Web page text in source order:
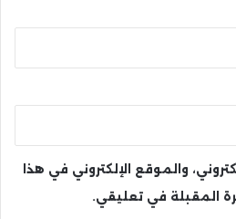
والموقع الإلكتروني في هذا
المقبلة في تعليقي.